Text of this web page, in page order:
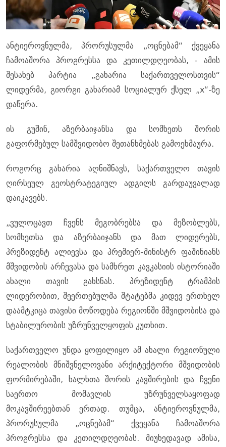
ანტიეროვნულმა, პრორუსულმა „ოცნებამ“ ქვეყანა
ჩამოაშორა პროგრესსა და კეთილდღეობას, - ამის
შესახებ პარტია „გახარია საქართველოსთვის“
ლიდერმა, გიორგი გახარიამ სოციალურ ქსელ „x“-ზე
დაწერა.
ის გუშინ, აზერბაიჯანსა და სომხეთს შორის
გაფორმებულ სამშვიდობო შეთანხმებას გამოეხმაურა.
როგორც გახარია აღნიშნავს, საქართველო თავის
ღირსეულ გეოსტრატეგიულ ადგილს გარდაუვალად
დაიკავებს.
„ვულოცავთ ჩვენს მეგობრებსა და მეზობლებს,
სომხეთსა და აზერბაიჯანს და მათ ლიდერებს,
პრეზიდენტ ალიევსა და პრემიერ-მინისტრ ფაშინიანს
მშვიდობის არჩევასა და სამხრეთ კავკასიის ისტორიაში
ახალი თავის გახსნას. პრეზიდენტ ტრამპის
ლიდერობით, შეერთებულმა შტატებმა კიდევ ერთხელ
დაამტკიცა თავისი მოწოდება რეგიონში მშვიდობისა და
სტაბილურობის უზრუნველყოფის კუთხით.
საქართველო უნდა ყოფილიყო ამ ახალი რეგიონული
რეალობის მნიშვნელოვანი არქიტექტორი მშვიდობის
ფორმირებაში, ხალხთა შორის კავშირების და ჩვენი
საერთო მომავლის უზრუნველსაყოფად
მოკავშირეებთან ერთად. თუმცა, ანტიეროვნულმა,
პრორუსულმა „ოცნებამ“ ქვეყანა ჩამოაშორა
პროგრესსა და კეთილდღეობას. მიუხედავად ამისა,